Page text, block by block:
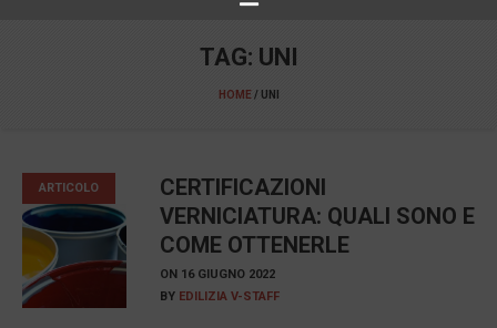
TAG: UNI
HOME / UNI
ARTICOLO
CERTIFICAZIONI
VERNICIATURA: QUALI SONO E
COME OTTENERLE
ON 16 GIUGNO 2022
BY EDILIZIA V-STAFF